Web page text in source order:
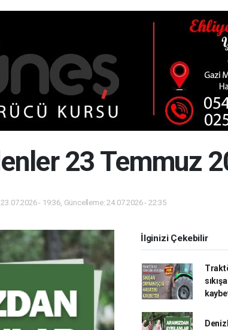
23 Temmuz
- 19:36, Güncelleme: 24.07.2026 - 22:35
İlginizi Çekebilir